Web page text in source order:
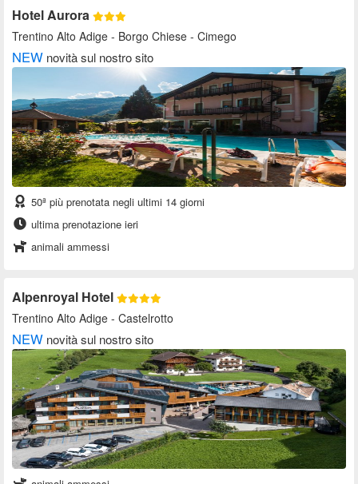
Hotel Aurora
Trentino Alto Adige - Borgo Chiese - Cimego
NEW novità sul nostro sito
50ª più prenotata negli ultimi 14 giorni
ultima prenotazione ieri
animali ammessi
Alpenroyal Hotel
Trentino Alto Adige - Castelrotto
NEW novità sul nostro sito